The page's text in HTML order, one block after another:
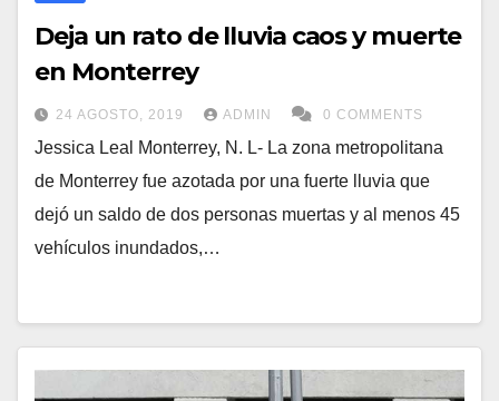
Deja un rato de lluvia caos y muerte
en Monterrey
24 AGOSTO, 2019 ADMIN 0 COMMENTS
Jessica Leal Monterrey, N. L- La zona metropolitana
de Monterrey fue azotada por una fuerte lluvia que
dejó un saldo de dos personas muertas y al menos 45
vehículos inundados,…